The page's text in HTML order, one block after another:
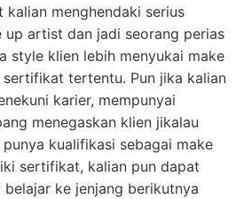
menghendaki serius
up artist dan jadi seorang perias
style klien lebih menyukai make
tertentu. Pun jika kalian
karier, mempunyai
menegaskan klien jikalau
kualifikasi sebagai make
sertifikat, kalian pun dapat
ke jenjang berikutnya